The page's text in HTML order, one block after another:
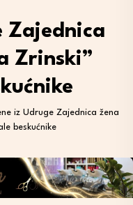
Zajednica
Zrinski”
iz Udruge Zajednica žena
beskućnike